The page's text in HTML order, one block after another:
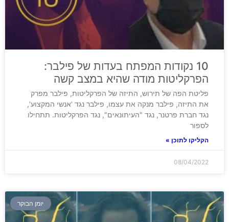
10 נקודות המפתח בעדות של פילבר:
הפרקליטות מודה שהיא במצב קשה
פליטת הפה של תירוש, התיזה של הפרקליטות, פילבר מפרק
את התיזה, פילבר מנקה את עצמו, פילבר נגד 'אנשי המקצוע',
נגד חברת פרטנר, נגד "העיתונאים", נגד הפרקליטות. תתחילו
לספור
הקליקו לתוכן »
08/04/2022
יומן הבוקר